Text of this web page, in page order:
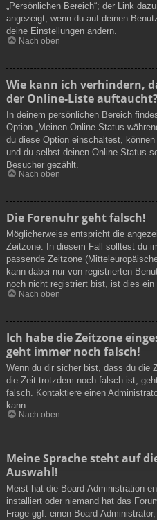
„Persönlichen Bereich“; der Link
angezeigt, wenn du auf deinen
deine Einstellungen ändern.
Nach oben
Wie kann ich verhindern,
der Online-Liste
In deinem persönlichen Bereich
Option „Meinen Online-Status
du diese Option einschaltest,
und du selbst deinen Online-Status
Besucher gezählt.
Nach oben
Die Forenuhr geht falsch!
Möglicherweise entspricht die
Zeitzone. In diesem Fall solltest du
passende Zeitzone
kann dabei nur von registrierten
noch nicht registriert bist, ist dies
Nach oben
Ich habe die Zeitzone
geht immer noch falsch!
Wenn du dir sicher bist, dass du die
die Zeit trotzdem noch falsch ist,
falsch. Kontaktiere einen
kann.
Nach oben
Meine Sprache steht auf
Auswahl!
Meist hat die Board-Administration
installiert oder niemand hat das
Frage ggf. einen Board-